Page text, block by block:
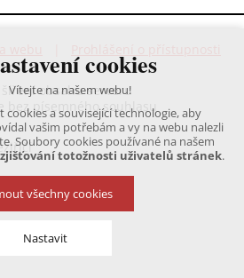
šíření obsahu serveru
bez písemného souhlasu
cookies
Vítejte na našem webu!
a související technologie, aby
vašim potřebám a vy na webu nalezli
Soubory cookies používané na našem
totožnosti uživatelů stránek.
všechny cookies
Nastavit